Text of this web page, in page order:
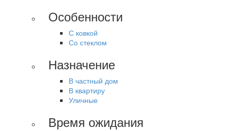
Особенности
С ковкой
Со стеклом
Назначение
В частный дом
В квартиру
Уличные
Время ожидания